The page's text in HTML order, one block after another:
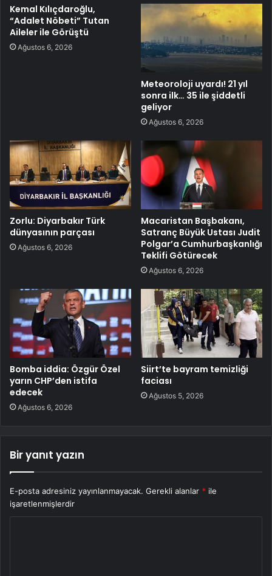
Kemal Kılıçdaroğlu,
“Adalet Nöbeti” Tutan
Aileler ile Görüştü
Ağustos 6, 2026
Meteoroloji uyardı! 21 yıl
sonra ilk… 35 ile şiddetli
geliyor
Ağustos 6, 2026
Zorlu: Diyarbakır Türk
dünyasının parçası
Ağustos 6, 2026
Macaristan Başbakanı,
Satranç Büyük Ustası Judit
Polgar’a Cumhurbaşkanlığı
Teklifi Götürecek
Ağustos 6, 2026
Bomba iddia: Özgür Özel
yarın CHP’den istifa
edecek
Ağustos 6, 2026
Siirt’te bayram temizliği
faciası
Ağustos 5, 2026
Bir yanıt yazın
E-posta adresiniz yayınlanmayacak. Gerekli alanlar * ile
işaretlenmişlerdir